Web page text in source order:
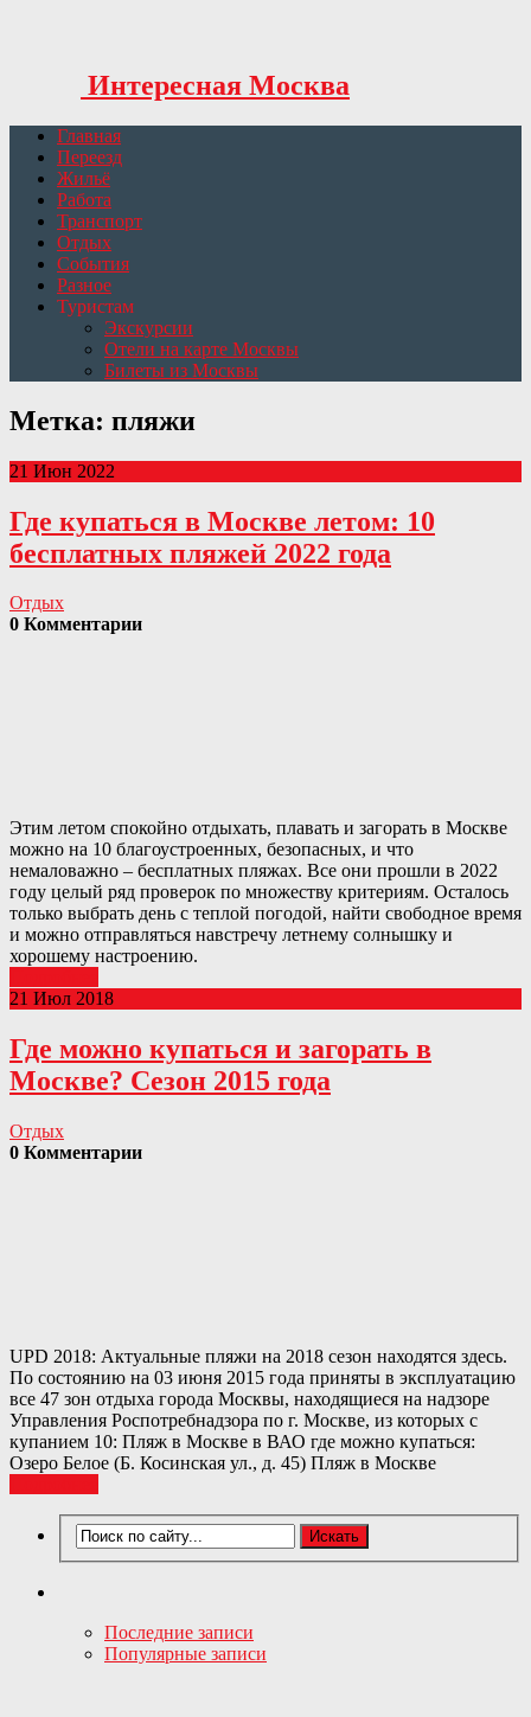
Интересная Москва
Главная
Переезд
Жильё
Работа
Транспорт
Отдых
События
Разное
Туристам
Экскурсии
Отели на карте Москвы
Билеты из Москвы
Метка: пляжи
21 Июн 2022
Где купаться в Москве летом: 10
бесплатных пляжей 2022 года
Отдых
0 Комментарии
Этим летом спокойно отдыхать, плавать и загорать в Москве
можно на 10 благоустроенных, безопасных, и что
немаловажно – бесплатных пляжах. Все они прошли в 2022
году целый ряд проверок по множеству критериям. Осталось
только выбрать день с теплой погодой, найти свободное время
и можно отправляться навстречу летнему солнышку и
хорошему настроению.
21 Июл 2018
Где можно купаться и загорать в
Москве? Сезон 2015 года
Отдых
0 Комментарии
UPD 2018: Актуальные пляжи на 2018 сезон находятся здесь.
По состоянию на 03 июня 2015 года приняты в эксплуатацию
все 47 зон отдыха города Москвы, находящиеся на надзоре
Управления Роспотребнадзора по г. Москве, из которых с
купанием 10: Пляж в Москве в ВАО где можно купаться:
Озеро Белое (Б. Косинская ул., д. 45) Пляж в Москве
Последние записи
Популярные записи